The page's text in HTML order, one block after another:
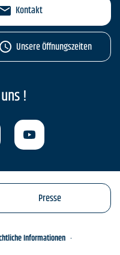
Kontakt
Unsere Öffnungszeiten
!
Presse
Informationen